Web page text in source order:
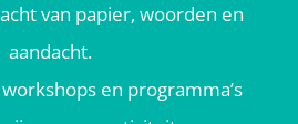
van papier, woorden en
aandacht.
en programma’s